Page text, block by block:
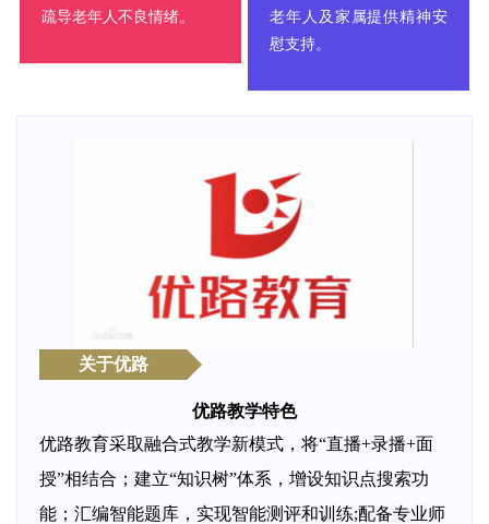
疏导老年人不良情绪。
老年人及家属提供精神安
慰支持。
关于优路
优路教学特色
优路教育采取融合式教学新模式，将“直播+录播+面
授”相结合；建立“知识树”体系，增设知识点搜索功
能；汇编智能题库，实现智能测评和训练;配备专业师